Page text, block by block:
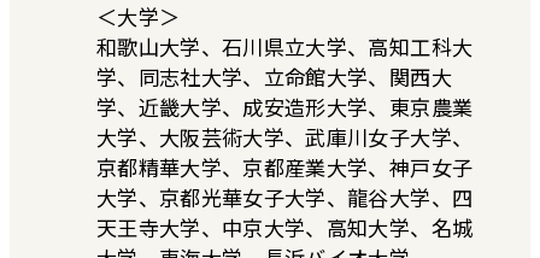
＜大学＞
和歌山大学、石川県立大学、高知工科大
学、同志社大学、立命館大学、関西大
学、近畿大学、成安造形大学、東京農業
大学、大阪芸術大学、武庫川女子大学、
京都精華大学、京都産業大学、神戸女子
大学、京都光華女子大学、龍谷大学、四
天王寺大学、中京大学、高知大学、名城